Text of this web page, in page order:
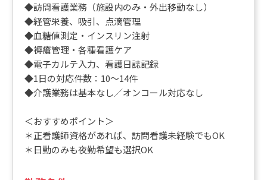
◆訪問看護業務（施設内のみ・外出移動なし）
◆経管栄養、吸引、点滴管理
◆血糖値測定・インスリン注射
◆褥瘡管理・各種看護ケア
◆電子カルテ入力、看護日誌記録
◆1日の対応件数：10～14件
◆介護業務は基本なし／オンコール対応なし
＜おすすめポイント＞
＊正看護師資格があれば、訪問看護未経験でもOK
＊日勤のみも夜勤希望も選択OK